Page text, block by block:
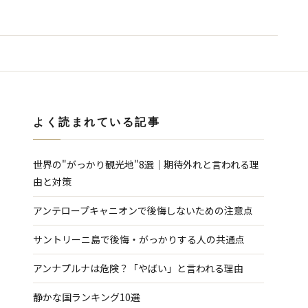
よく読まれている記事
世界の"がっかり観光地"8選｜期待外れと言われる理
由と対策
アンテロープキャニオンで後悔しないための注意点
サントリーニ島で後悔・がっかりする人の共通点
アンナプルナは危険？「やばい」と言われる理由
静かな国ランキング10選